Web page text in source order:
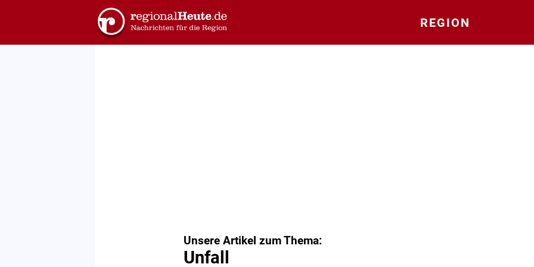
REGION
Unsere Artikel zum Thema:
Unfall